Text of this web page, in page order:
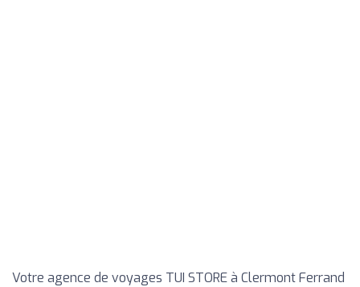
Votre agence de voyages TUI STORE à Clermont Ferrand